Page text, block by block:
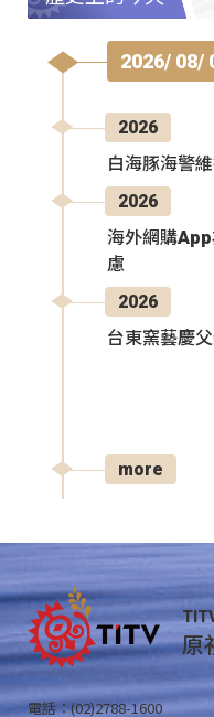
2026/ 08/
2026
白海豚海警
2026
海外網購
慮
2026
台東窯藝慶
more
原
電話：(02)2788-1600